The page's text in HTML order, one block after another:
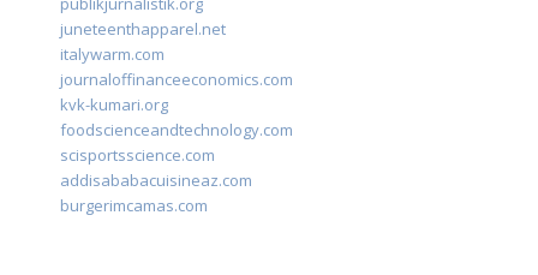
juneteenthapparel.net
italywarm.com
journaloffinanceeconomics.com
kvk-kumari.org
foodscienceandtechnology.com
scisportsscience.com
addisababacuisineaz.com
burgerimcamas.com